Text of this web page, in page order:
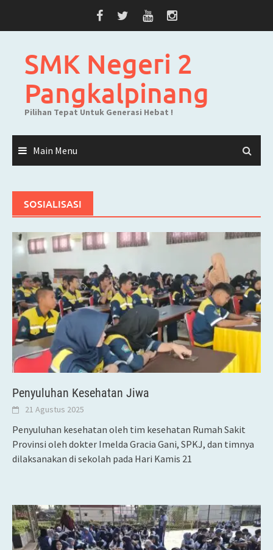
SMK Negeri 2
Pangkalpinang
Pilihan Tepat Untuk Generasi Hebat !
Main Menu
SOSIALISASI
Penyuluhan Kesehatan Jiwa
21 Agustus 2025
Penyuluhan kesehatan oleh tim kesehatan Rumah Sakit
Provinsi oleh dokter Imelda Gracia Gani, SPKJ, dan timnya
dilaksanakan di sekolah pada Hari Kamis 21